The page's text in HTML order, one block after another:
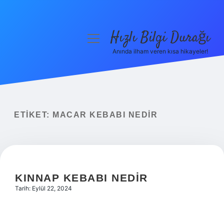
Yasal Uyarı
menüyüHızlı Bilgi Durağı
Anında ilham veren kısa hikayeler!
ETIKET: MACAR KEBABI NEDIR
KINNAP KEBABI NEDIR
Tarih: Eylül 22, 2024